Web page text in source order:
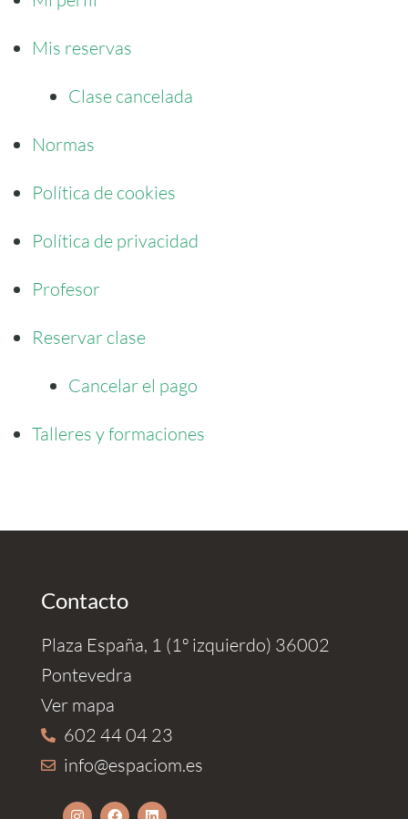
Mis reservas
Clase cancelada
Normas
Política de cookies
Política de privacidad
Profesor
Reservar clase
Cancelar el pago
Talleres y formaciones
Contacto
Plaza España, 1 (1º izquierdo) 36002
Pontevedra
Ver mapa
602 44 04 23
info@espaciom.es